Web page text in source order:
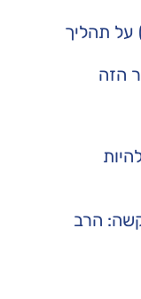
על תהליך
הזה
הרב